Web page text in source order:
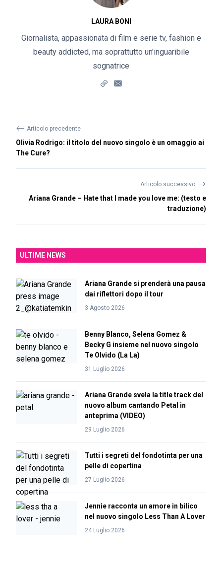
LAURA BONI
Giornalista, appassionata di film e serie tv, fashion e
beauty addicted, ma soprattutto un'inguaribile
sognatrice
⟵ Articolo precedente
Olivia Rodrigo: il titolo del nuovo singolo è un omaggio ai
The Cure?
Articolo successivo ⟶
Ariana Grande – Hate that I made you love me: (testo e
traduzione)
ULTIME NEWS
Ariana Grande si prenderà una pausa
dai riflettori dopo il tour
3 Agosto 2026
Benny Blanco, Selena Gomez &
Becky G insieme nel nuovo singolo
Te Olvido (La La)
31 Luglio 2026
Ariana Grande svela la title track del
nuovo album cantando Petal in
anteprima (VIDEO)
29 Luglio 2026
Tutti i segreti del fondotinta per una
pelle di copertina
27 Luglio 2026
Jennie racconta un amore in bilico
nel nuovo singolo Less Than A Lover
24 Luglio 2026